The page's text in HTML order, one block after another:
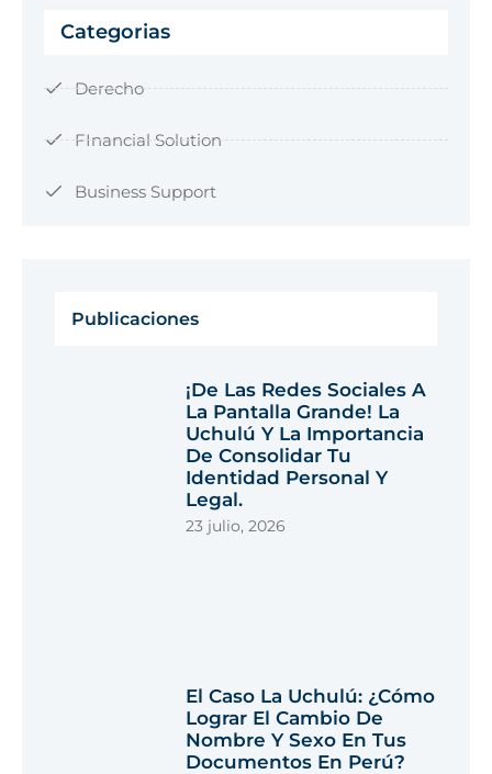
Categorias
Derecho
FInancial Solution
Business Support
Publicaciones
¡De Las Redes Sociales A
La Pantalla Grande! La
Uchulú Y La Importancia
De Consolidar Tu
Identidad Personal Y
Legal.
23 julio, 2026
El Caso La Uchulú: ¿Cómo
Lograr El Cambio De
Nombre Y Sexo En Tus
Documentos En Perú?